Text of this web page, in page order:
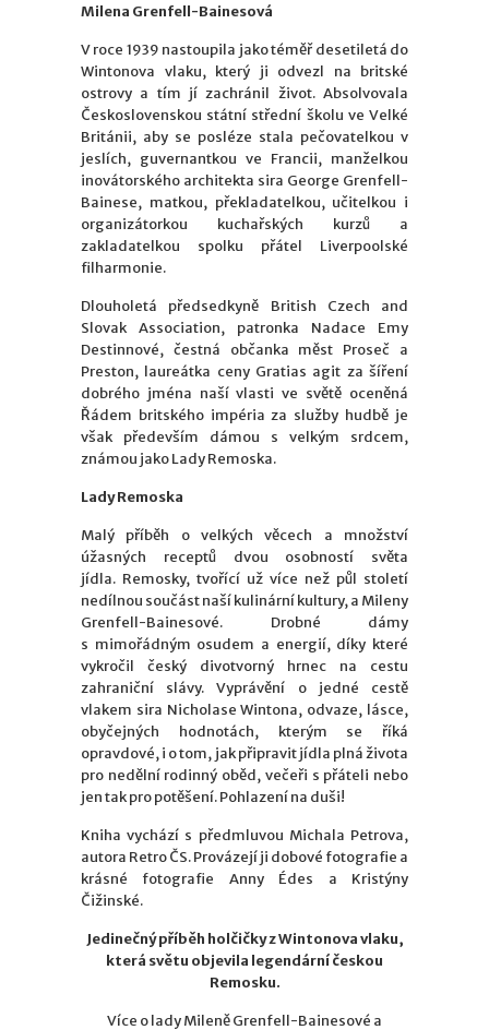
Milena Grenfell-Bainesová
V roce 1939 nastoupila jako téměř desetiletá do
Wintonova vlaku, který ji odvezl na britské
ostrovy a tím jí zachránil život. Absolvovala
Československou státní střední školu ve Velké
Británii, aby se posléze stala pečovatelkou v
jeslích, guvernantkou ve Francii, manželkou
inovátorského architekta sira George Grenfell-
Bainese, matkou, překladatelkou, učitelkou i
organizátorkou kuchařských kurzů a
zakladatelkou spolku přátel Liverpoolské
filharmonie.
Dlouholetá předsedkyně British Czech and
Slovak Association, patronka Nadace Emy
Destinnové, čestná občanka měst Proseč a
Preston, laureátka ceny Gratias agit za šíření
dobrého jména naší vlasti ve světě oceněná
Řádem britského impéria za služby hudbě je
však především dámou s velkým srdcem,
známou jako Lady Remoska.
Lady Remoska
Malý příběh o velkých věcech a množství
úžasných receptů dvou osobností světa
jídla. Remosky, tvořící už více než půl století
nedílnou součást naší kulinární kultury, a Mileny
Grenfell-Bainesové. Drobné dámy
s mimořádným osudem a energií, díky které
vykročil český divotvorný hrnec na cestu
zahraniční slávy. Vyprávění o jedné cestě
vlakem sira Nicholase Wintona, odvaze, lásce,
obyčejných hodnotách, kterým se říká
opravdové, i o tom, jak připravit jídla plná života
pro nedělní rodinný oběd, večeři s přáteli nebo
jen tak pro potěšení. Pohlazení na duši!
Kniha vychází s předmluvou Michala Petrova,
autora Retro ČS. Provázejí ji dobové fotografie a
krásné fotografie Anny Édes a Kristýny
Čižinské.
Jedinečný příběh holčičky z Wintonova vlaku,
která světu objevila legendární českou
Remosku.
Více o lady Mileně Grenfell-Bainesové a